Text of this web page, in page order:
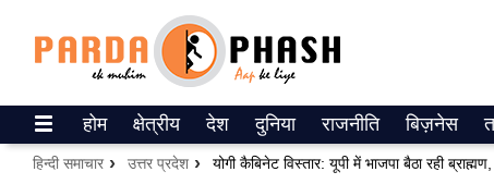
ePaper
होम क्षेत्रीय देश दुनिया राजनीति बिज़नेस
हिन्दी समाचार उत्तर प्रदेश